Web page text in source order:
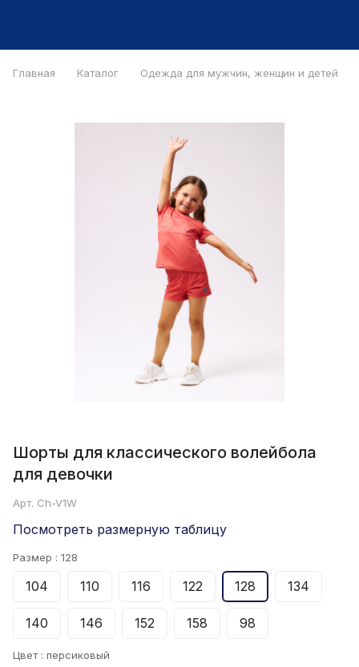
Главная Каталог Одежда для мужчин, женщин и детей
Шорты для классического волейбола
для девочки
Арт. Ch-V1W
Посмотреть размерную таблицу
Размер : 128
104 110 116 122 128 134
140 146 152 158 98
Цвет : персиковый